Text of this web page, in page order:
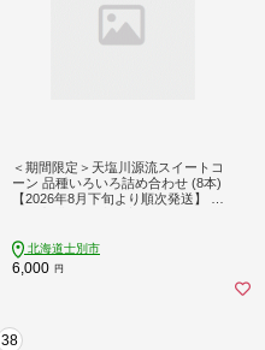
＜期間限定＞天塩川源流スイートコ
ーン 品種いろいろ詰め合わせ (8本)
【2026年8月下旬より順次発送】 北
産地直送 【三栄アグリ】【A7137】
北海道士別市
6,000 円
38